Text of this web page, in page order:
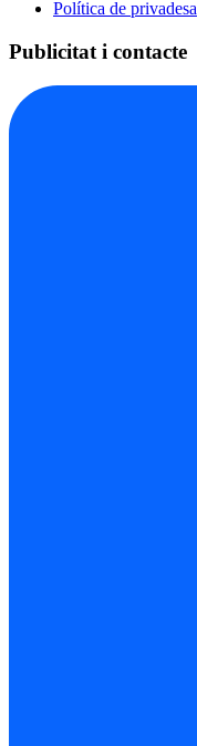
Política de privadesa
Publicitat i contacte